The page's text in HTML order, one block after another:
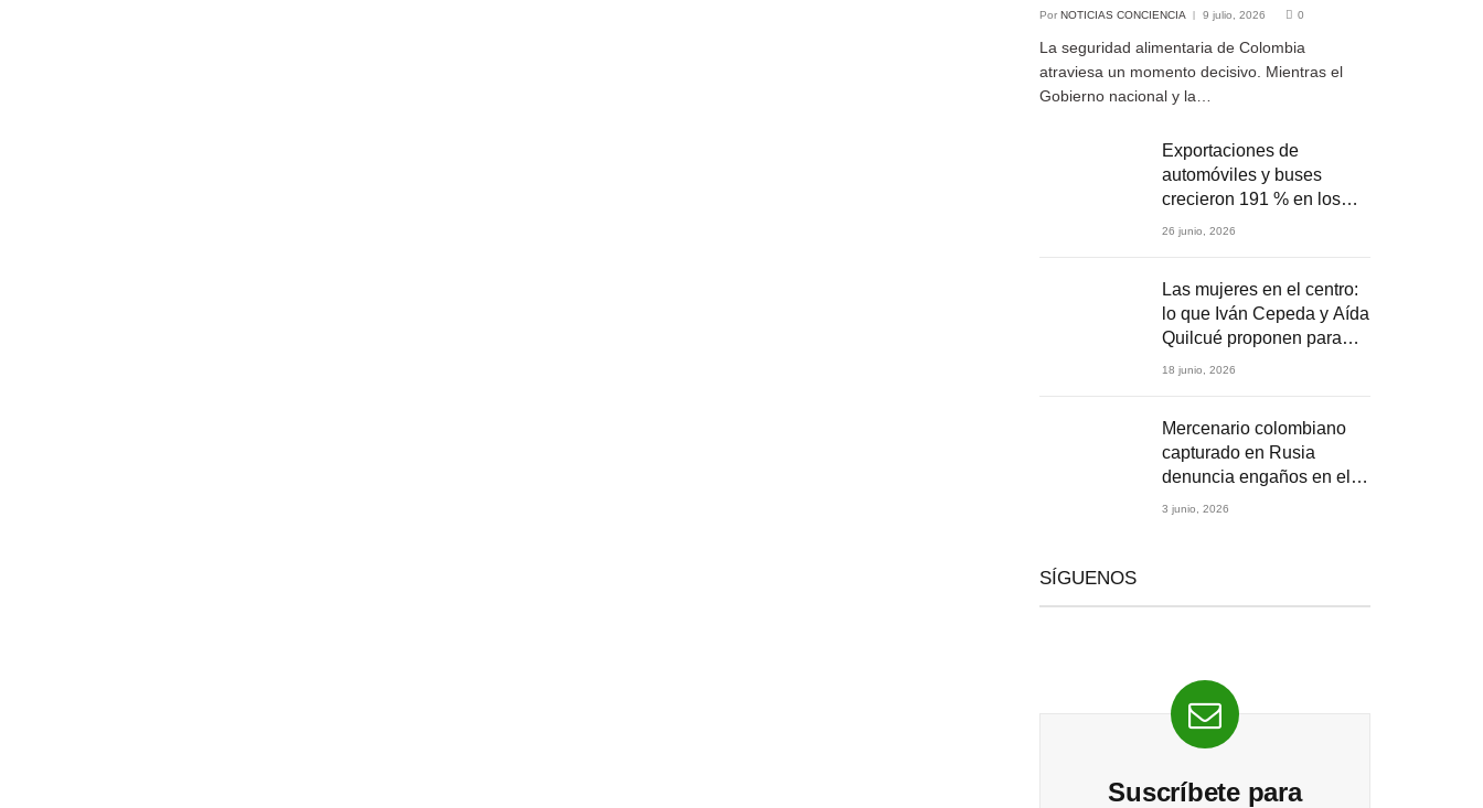
Por NOTICIAS CONCIENCIA 9 julio, 2026 0
La seguridad alimentaria de Colombia
atraviesa un momento decisivo. Mientras el
Gobierno nacional y la…
Exportaciones de
automóviles y buses
crecieron 191 % en los
primeros cuatro meses de
26 junio, 2026
Las mujeres en el centro:
lo que Iván Cepeda y Aída
Quilcué proponen para
Colombia
18 junio, 2026
Mercenario colombiano
capturado en Rusia
denuncia engaños en el
reclutamiento para la
3 junio, 2026
SÍGUENOS
Suscríbete para